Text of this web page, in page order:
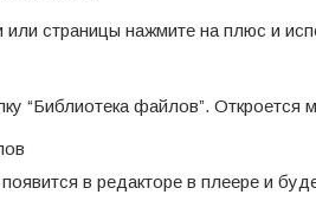
или страницы нажмите на плюс и
“Библиотека файлов”. Откроется
в редакторе в плеере и